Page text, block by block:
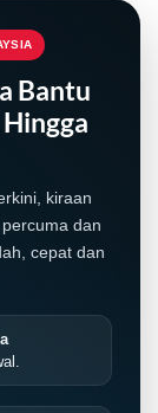
Bantu
kiraan
dan
cepat dan